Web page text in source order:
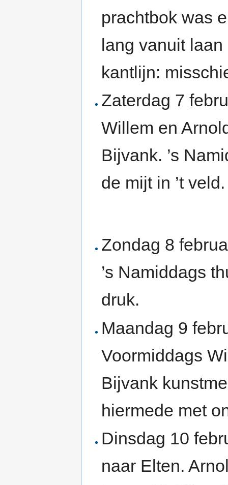
prachtbok was
lang vanuit
kantlijn:
Zaterdag 7
Willem en
Bijvank. ’s
de mijt in ’t veld.
Zondag 8
’s Namiddags
druk.
Maandag 9
Voormiddags
Bijvank
hiermede met
Dinsdag 10
naar Elten.